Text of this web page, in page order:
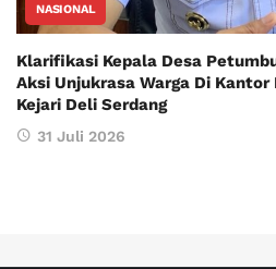
NASIONAL
Klarifikasi Kepala Desa
Aksi Unjukrasa Warga Di
Kejari Deli Serdang
31 Juli 2026